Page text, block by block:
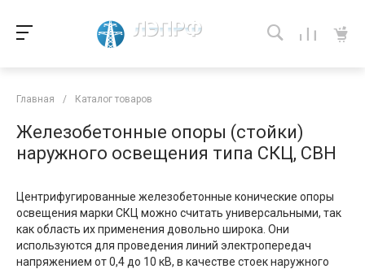
Главная / Каталог товаров
Железобетонные опоры (стойки)
наружного освещения типа СКЦ, СВН
Центрифугированные железобетонные конические опоры
освещения марки СКЦ можно считать универсальными, так
как область их применения довольно широка. Они
используются для проведения линий электропередач
напряжением от 0,4 до 10 кВ, в качестве стоек наружного